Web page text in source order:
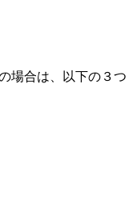
場合は、以下の３つ